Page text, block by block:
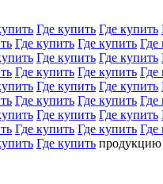
Где купить Где купить
Где купить Где купить Где
Где купить Где купить
Где купить Где купить Где
Где купить Где купить
Где купить Где купить Где
Где купить Где купить
Где купить Где купить Где
Где купить